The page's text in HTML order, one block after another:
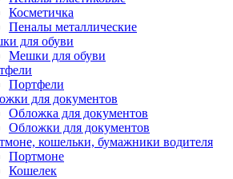
Косметичка
Пеналы металлические
для обуви
Мешки для обуви
Портфели
для документов
Обложка для документов
Обложки для документов
кошельки, бумажники водителя
Портмоне
Кошелек